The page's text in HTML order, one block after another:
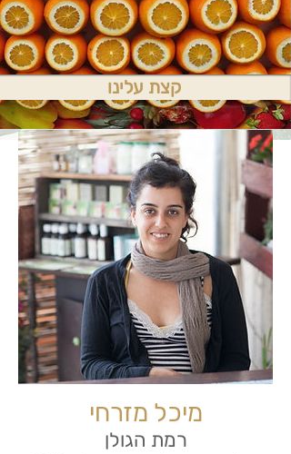
קצת עלינו
מיכל מזרחי
רמת הגולן